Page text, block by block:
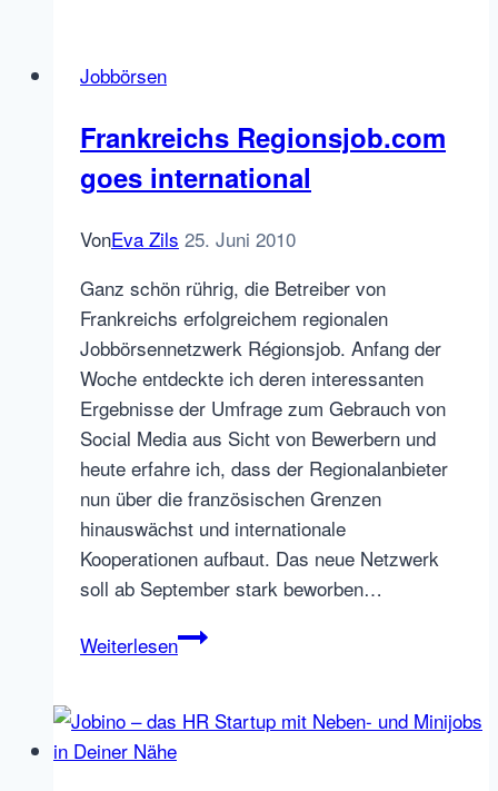
Jobbörsen
Frankreichs Regionsjob.com
goes international
VonEva Zils 25. Juni 2010
Ganz schön rührig, die Betreiber von
Frankreichs erfolgreichem regionalen
Jobbörsennetzwerk Régionsjob. Anfang der
Woche entdeckte ich deren interessanten
Ergebnisse der Umfrage zum Gebrauch von
Social Media aus Sicht von Bewerbern und
heute erfahre ich, dass der Regionalanbieter
nun über die französischen Grenzen
hinauswächst und internationale
Kooperationen aufbaut. Das neue Netzwerk
soll ab September stark beworben…
WeiterlesenFrankreichs
international